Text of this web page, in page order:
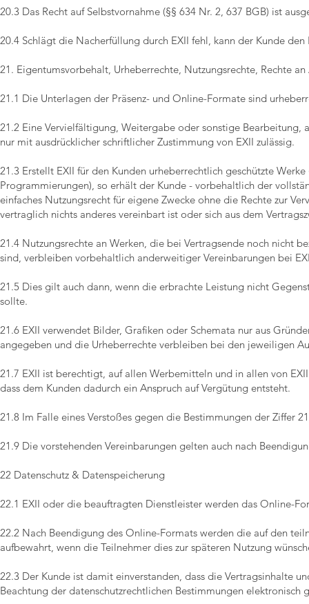
20.3 Das Recht auf Selbstvornahme (§§ 634 Nr. 2, 637 BGB) ist
20.4 Schlägt die Nacherfüllung durch EXII fehl, kann der Kunde
21. Eigentumsvorbehalt, Urheberrechte, Nutzungsrechte, Rechte
21.1 Die Unterlagen der Präsenz- und Online-Formate sind
21.2 Eine Vervielfältigung, Weitergabe oder sonstige Bearbeitung,
nur mit ausdrücklicher schriftlicher Zustimmung von EXII zulässig.
21.3 Erstellt EXII für den Kunden urheberrechtlich geschützte
Programmierungen), so erhält der Kunde - vorbehaltlich der
einfaches Nutzungsrecht für eigene Zwecke ohne die Rechte zur
vertraglich nichts anderes vereinbart ist oder sich aus dem
21.4 Nutzungsrechte an Werken, die bei Vertragsende noch nicht
sind, verbleiben vorbehaltlich anderweitiger Vereinbarungen bei
21.5 Dies gilt auch dann, wenn die erbrachte Leistung nicht
sollte.
21.6 EXII verwendet Bilder, Grafiken oder Schemata nur aus
angegeben und die Urheberrechte verbleiben bei den jeweiligen
21.7 EXII ist berechtigt, auf allen Werbemitteln und in allen von
dass dem Kunden dadurch ein Anspruch auf Vergütung entsteht.
21.8 Im Falle eines Verstoßes gegen die Bestimmungen der Ziffer
21.9 Die vorstehenden Vereinbarungen gelten auch nach
22 Datenschutz & Datenspeicherung
22.1 EXII oder die beauftragten Dienstleister werden das Online-
22.2 Nach Beendigung des Online-Formats werden die auf den
aufbewahrt, wenn die Teilnehmer dies zur späteren Nutzung
22.3 Der Kunde ist damit einverstanden, dass die Vertragsinhalte
Beachtung der datenschutzrechtlichen Bestimmungen